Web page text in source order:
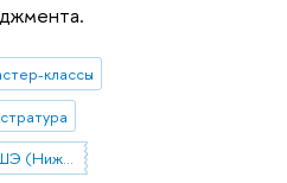
классы
Факультет экономики НИУ ВШЭ (Нижний Новгород)